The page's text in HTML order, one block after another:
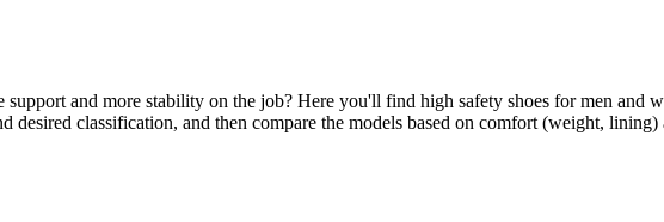
and more stability on the job? Here you'll find high safety shoes for men and
desired classification, and then compare the models based on comfort (weight, lining)